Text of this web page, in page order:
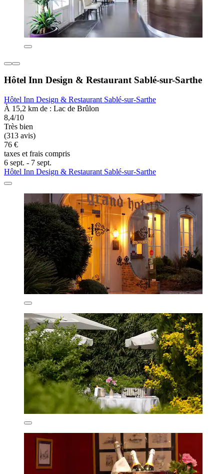
Hôtel Inn Design & Restaurant Sablé-sur-Sarthe
Hôtel Inn Design & Restaurant Sablé-sur-Sarthe
À 15,2 km de : Lac de Brûlon
8,4/10
Très bien
(313 avis)
76 €
taxes et frais compris
6 sept. - 7 sept.
Hôtel Inn Design & Restaurant Sablé-sur-Sarthe